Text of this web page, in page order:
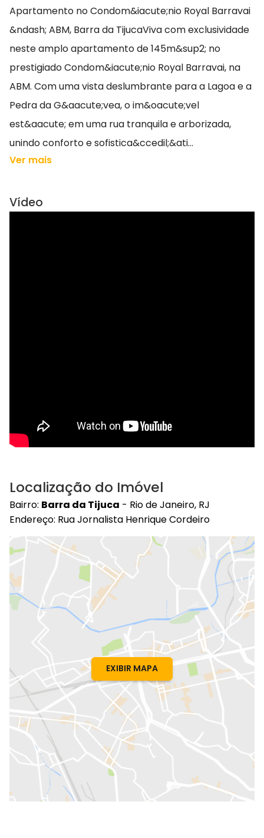
Apartamento no Condom&iacute;nio Royal Barravai
&ndash; ABM, Barra da TijucaViva com exclusividade
neste amplo apartamento de 145m&sup2; no
prestigiado Condom&iacute;nio Royal Barravai, na
ABM. Com uma vista deslumbrante para a Lagoa e a
Pedra da G&aacute;vea, o im&oacute;vel
est&aacute; em uma rua tranquila e arborizada,
unindo conforto e sofistica&ccedil;&ati...
Ver mais
Vídeo
Localização do Imóvel
Bairro: Barra da Tijuca - Rio de Janeiro, RJ
Endereço: Rua Jornalista Henrique Cordeiro
EXIBIR MAPA